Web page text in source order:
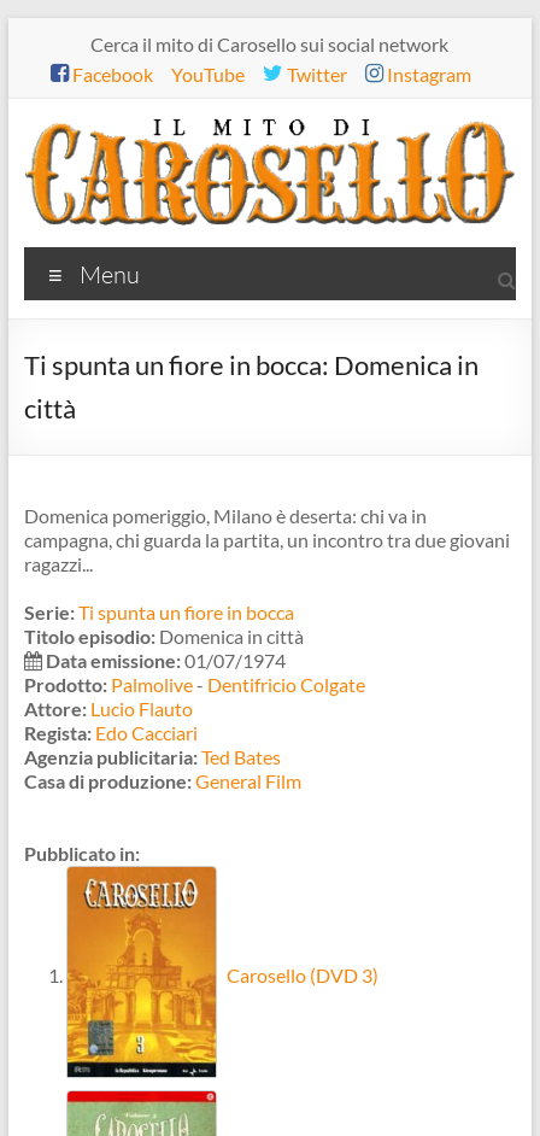
contenuto
Cerca il mito di Carosello sui social network
Facebook
YouTube Twitter Instagram
Il
mito
di
Carosello
Menu
Ti spunta un fiore in bocca: Domenica in
città
Domenica pomeriggio, Milano è deserta: chi va in
campagna, chi guarda la partita, un incontro tra due giovani
ragazzi...
Serie:Ti spunta un fiore in bocca
Titolo episodio:Domenica in città
Data emissione:01/07/1974
Prodotto: Palmolive- Dentifricio Colgate
Attore: Lucio Flauto
Regista: Edo Cacciari
Agenzia publicitaria:Ted Bates
Casa di produzione:General Film
Pubblicato in:
Carosello (DVD 3)